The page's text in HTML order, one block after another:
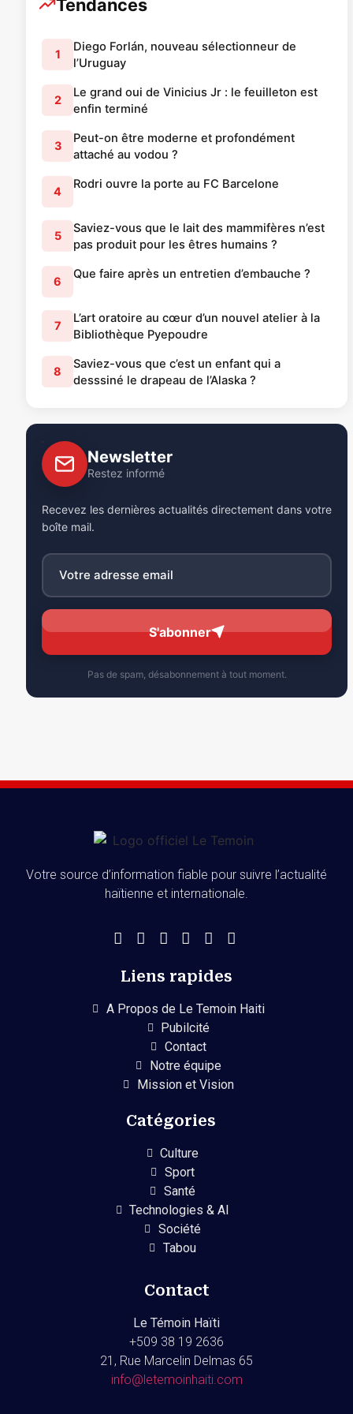
Tendances
1
Diego Forlán, nouveau sélectionneur de
l’Uruguay
2
Le grand oui de Vinicius Jr : le feuilleton est
enfin terminé
3
Peut-on être moderne et profondément
attaché au vodou ?
4
Rodri ouvre la porte au FC Barcelone
5
Saviez-vous que le lait des mammifères n’est
pas produit pour les êtres humains ?
6
Que faire après un entretien d’embauche ?
7
L’art oratoire au cœur d’un nouvel atelier à la
Bibliothèque Pyepoudre
8
Saviez-vous que c’est un enfant qui a
desssiné le drapeau de l’Alaska ?
Newsletter
Restez informé
Recevez les dernières actualités directement dans votre
boîte mail.
S'abonner
Pas de spam, désabonnement à tout moment.
Votre source d’information fiable pour suivre l’actualité
haïtienne et internationale.
Liens rapides
A Propos de Le Temoin Haiti
Pubilcité
Contact
Notre équipe
Mission et Vision
Catégories
Culture
Sport
Santé
Technologies & AI
Société
Tabou
Contact
Le Témoin Haïti
+509 38 19 2636
21, Rue Marcelin Delmas 65
info@letemoinhaiti.com